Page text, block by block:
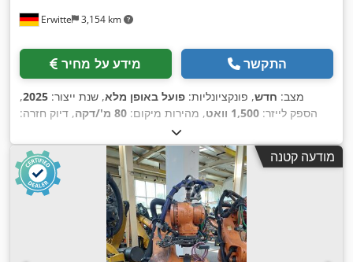
Erwitte 3,154 km
מידע על מחיר התקשר
מצב: חדש, פונקציונליות: פועל באופן מלא, שנת ייצור: 2025
,
הספק לייזר: 1,500 וואט , מהירות מיקום: 80 מ'/דקה
, דיוק חזרה:
50 הרץ
טווח עבודה:6,000 מ"מ , ציוד:יחידת קירור, מחסום אור בטיחותי ,
מודעה קטנה